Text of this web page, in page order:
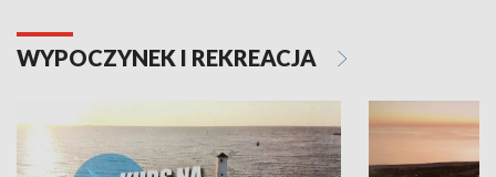
WYPOCZYNEK I REKREACJA